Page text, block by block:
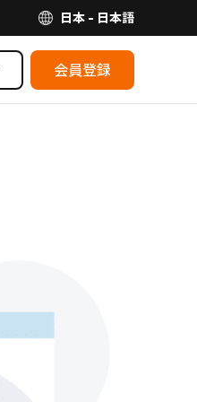
日本 - 日本語
会員登録